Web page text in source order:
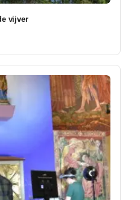
vijver